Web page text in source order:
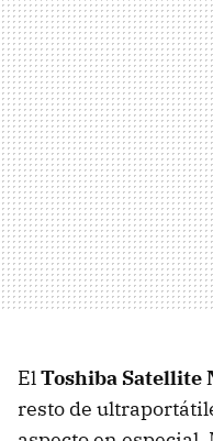
ElToshiba Satellite
resto de